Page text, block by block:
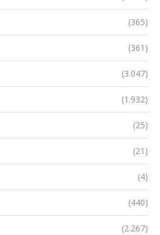
(365)
(361)
(3.047)
(1.932)
(25)
(21)
(4)
(440)
(2.267)